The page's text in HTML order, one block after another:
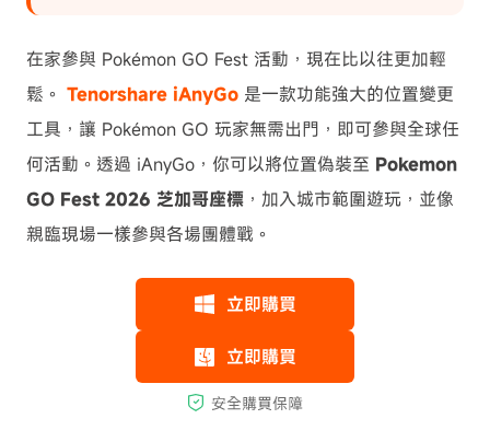
在家參與 Pokémon GO Fest 活動，現在比以往更加輕
鬆。 Tenorshare iAnyGo 是一款功能強大的位置變更
工具，讓 Pokémon GO 玩家無需出門，即可參與全球任
何活動。透過 iAnyGo，你可以將位置偽裝至 Pokemon
GO Fest 2026 芝加哥座標 ，加入城市範圍遊玩，並像
親臨現場一樣參與各場團體戰。